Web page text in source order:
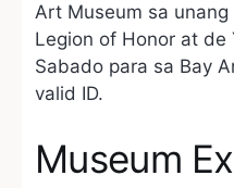
Art Museum sa
Legion of Honor at
Sabado para sa Bay
valid ID.
Museum